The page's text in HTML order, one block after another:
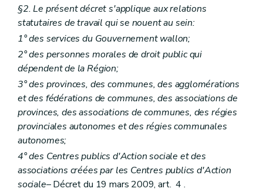
§2. Le présent décret s'applique aux relations
statutaires de travail qui se nouent au sein:
1° des services du Gouvernement wallon;
2° des personnes morales de droit public qui
dépendent de la Région;
3° des provinces, des communes, des agglomérations
et des fédérations de communes, des associations de
provinces, des associations de communes, des régies
provinciales autonomes et des régies communales
autonomes;
4° des Centres publics d'Action sociale et des
associations créées par les Centres publics d'Action
sociale– Décret du 19 mars 2009, art. 4 .